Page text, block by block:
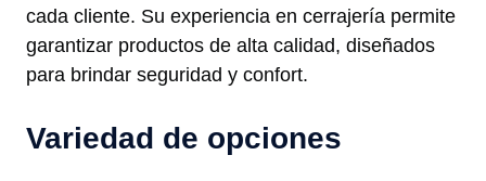
cada cliente. Su experiencia en cerrajería permite
garantizar productos de alta calidad, diseñados
para brindar seguridad y confort.
Variedad de opciones